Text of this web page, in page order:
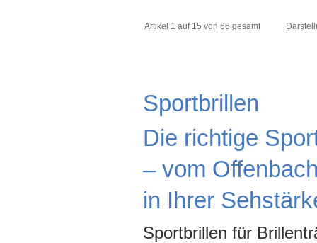
Artikel 1 auf 15 von 66 gesamt
Sportbrillen
Die richtige
– vom
in Ihrer
Sportbrillen für